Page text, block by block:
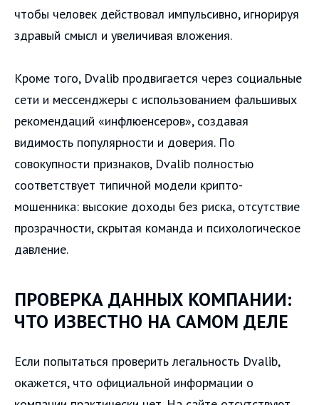
чтобы человек действовал импульсивно, игнорируя
здравый смысл и увеличивая вложения.
Кроме того, Dvalib продвигается через социальные
сети и мессенджеры с использованием фальшивых
рекомендаций «инфлюенсеров», создавая
видимость популярности и доверия. По
совокупности признаков, Dvalib полностью
соответствует типичной модели крипто-
мошенника: высокие доходы без риска, отсутствие
прозрачности, скрытая команда и психологическое
давление.
ПРОВЕРКА ДАННЫХ КОМПАНИИ:
ЧТО ИЗВЕСТНО НА САМОМ ДЕЛЕ
Если попытаться проверить легальность Dvalib,
окажется, что официальной информации о